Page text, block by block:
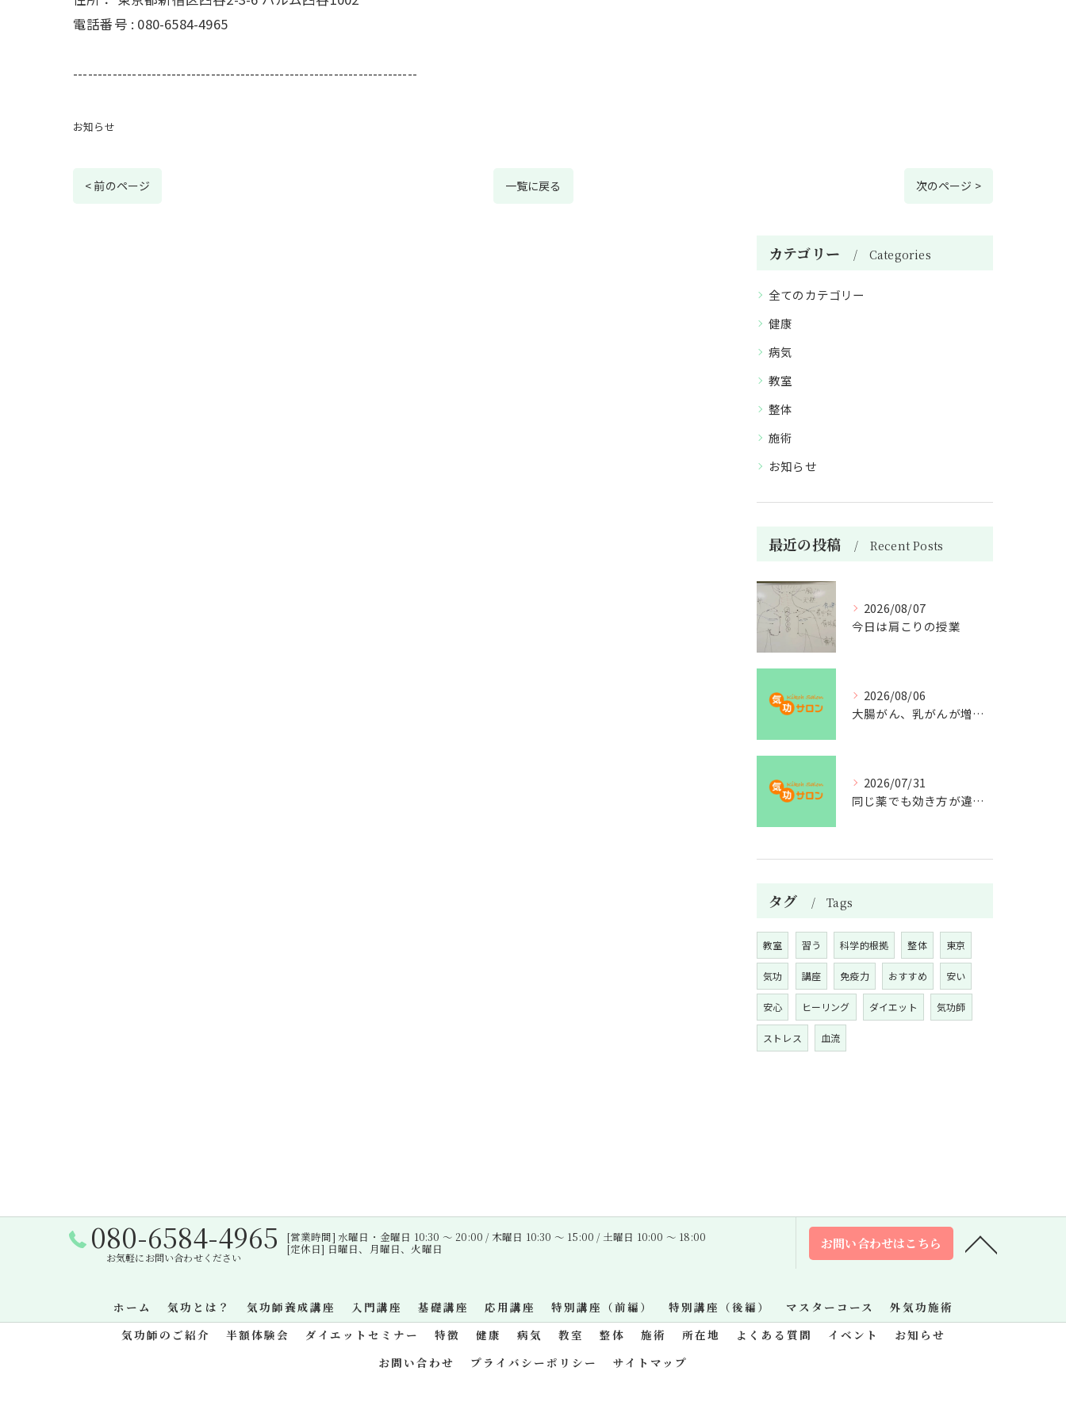
電話番号 : 080-6584-4965
----------------------------------------------------------------------
お知らせ
< 前のページ 一覧に戻る 次のページ >
カテゴリー Categories
全てのカテゴリー
健康
病気
教室
整体
施術
お知らせ
最近の投稿 Recent Posts
2026/08/07
今日は肩こりの授業
2026/08/06
大腸がん、乳がんが増えた理由
2026/07/31
同じ薬でも効き方が違う？
タグ Tags
教室 習う 科学的根拠 整体 東京
気功 講座 免疫力 おすすめ 安い
安心 ヒーリング ダイエット 気功師
ストレス 血流
080-6584-4965
お気軽にお問い合わせください
[営業時間] 水曜日・金曜日 10:30 〜 20:00 / 木曜日 10:30 〜 15:00 / 土曜日 10:00 〜 18:00
[定休日] 日曜日、月曜日、火曜日
お問い合わせはこちら
ホーム 気功とは？ 気功師養成講座 入門講座 基礎講座 応用講座 特別講座（前編） 特別講座（後編） マスターコース
外気功施術
気功師のご紹介
半額体験会 ダイエットセミナー 特徴 健康 病気 教室 整体 施術 所在地 よくある質問 イベント
お知らせ
お問い合わせ
プライバシーポリシー サイトマップ